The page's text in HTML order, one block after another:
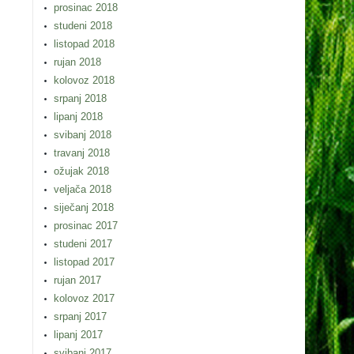
prosinac 2018
studeni 2018
listopad 2018
rujan 2018
kolovoz 2018
srpanj 2018
lipanj 2018
svibanj 2018
travanj 2018
ožujak 2018
veljača 2018
siječanj 2018
prosinac 2017
studeni 2017
listopad 2017
rujan 2017
kolovoz 2017
srpanj 2017
lipanj 2017